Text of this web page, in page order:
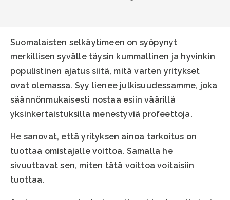
Suomalaisten selkäytimeen on syöpynyt
merkillisen syvälle täysin kummallinen ja hyvinkin
populistinen ajatus siitä, mitä varten yritykset
ovat olemassa. Syy lienee julkisuudessamme, joka
säännönmukaisesti nostaa esiin väärillä
yksinkertaistuksilla menestyviä profeettoja.
He sanovat, että yrityksen ainoa tarkoitus on
tuottaa omistajalle voittoa. Samalla he
sivuuttavat sen, miten tätä voittoa voitaisiin
tuottaa.